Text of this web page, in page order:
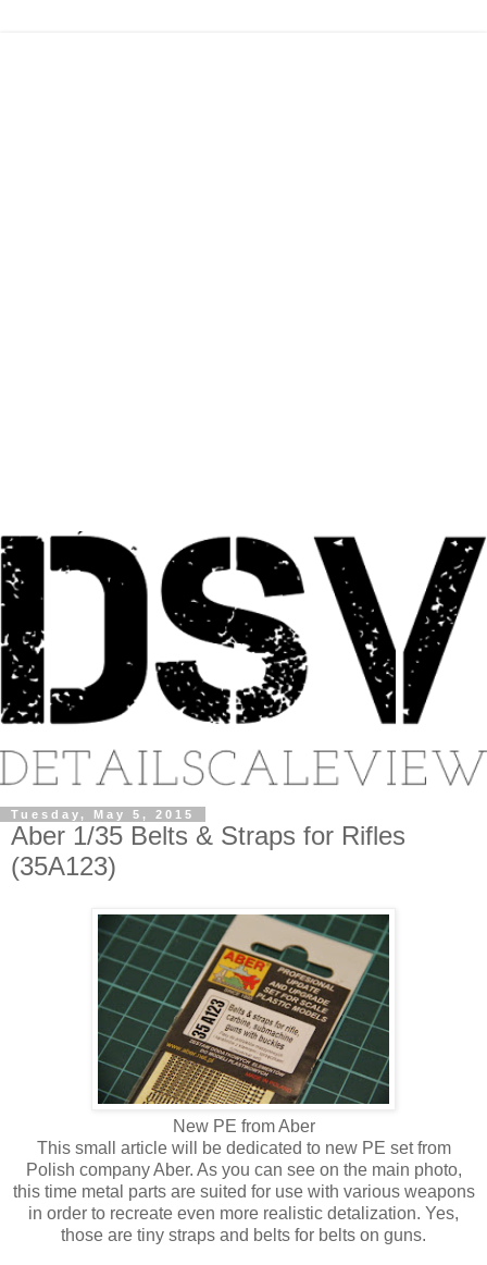
Tuesday, May 5, 2015
Aber 1/35 Belts & Straps for Rifles
(35A123)
New PE from Aber
This small article will be dedicated to new PE set from
Polish company Aber. As you can see on the main photo,
this time metal parts are suited for use with various weapons
in order to recreate even more realistic detalization. Yes,
those are tiny straps and belts for belts on guns.